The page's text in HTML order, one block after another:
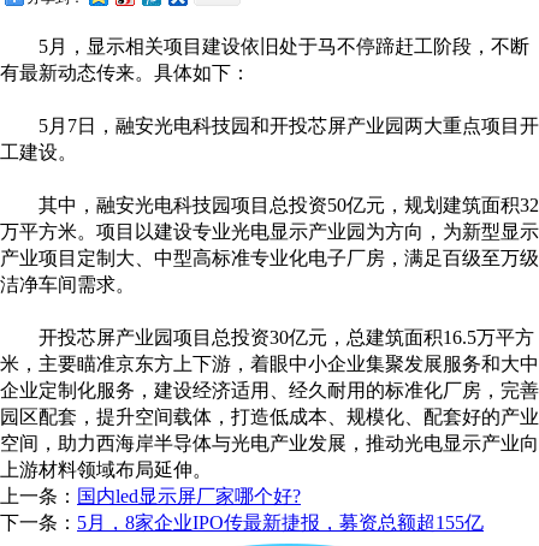
5月，显示相关项目建设依旧处于马不停蹄赶工阶段，不断
有最新动态传来。具体如下：
5月7日，融安光电科技园和开投芯屏产业园两大重点项目开
工建设。
其中，融安光电科技园项目总投资50亿元，规划建筑面积32
万平方米。项目以建设专业光电显示产业园为方向，为新型显示
产业项目定制大、中型高标准专业化电子厂房，满足百级至万级
洁净车间需求。
开投芯屏产业园项目总投资30亿元，总建筑面积16.5万平方
米，主要瞄准京东方上下游，着眼中小企业集聚发展服务和大中
企业定制化服务，建设经济适用、经久耐用的标准化厂房，完善
园区配套，提升空间载体，打造低成本、规模化、配套好的产业
空间，助力西海岸半导体与光电产业发展，推动光电显示产业向
上游材料领域布局延伸。
上一条： 国内led显示屏厂家哪个好?
下一条： 5月，8家企业IPO传最新捷报，募资总额超155亿